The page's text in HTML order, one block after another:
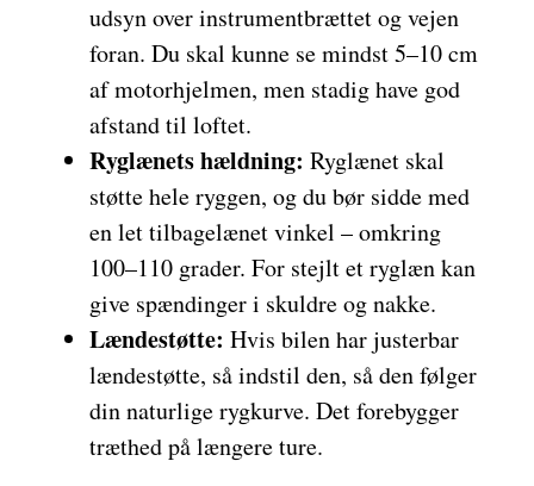
udsyn over instrumentbrættet og vejen
foran. Du skal kunne se mindst 5–10 cm
af motorhjelmen, men stadig have god
afstand til loftet.
Ryglænets hældning: Ryglænet skal
støtte hele ryggen, og du bør sidde med
en let tilbagelænet vinkel – omkring
100–110 grader. For stejlt et ryglæn kan
give spændinger i skuldre og nakke.
Lændestøtte: Hvis bilen har justerbar
lændestøtte, så indstil den, så den følger
din naturlige rygkurve. Det forebygger
træthed på længere ture.